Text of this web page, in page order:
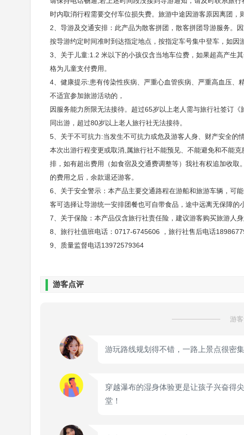
12:30- 14:00：乘车返回宜昌三大集散地，结束行程。
15:00-17:00：游览三峡大瀑布（四大戏水乐园、六大
17:00-17:30：返回到三峡大瀑布停车场。
17:30-19:00：乘车返回宜昌三大集散地，结束行程。
时内取消行程需要交付车位损失费。旅游中途因游客原因离团，
2、导游及交通安排：此产品为散客拼团，散客拼团导游服务。
按导游约定时间准时到达指定地点，按指定车号集中登车，如因
3、关于儿童:1.2 米以下的小孩仅含当地车位费，如果超高产生
格为儿童支付费用。
4、健康提示:患有传染性疾病、严重心血管疾病、严重高血压
不适宜参加旅游活动的，
因服务能力所限无法接待。超过65岁以上老人需与旅行社签订
同出游，超过80岁以上老人旅行社无法接待。
5、关于不可抗力:当发生不可抗力或危及游客人身、财产安全
本次出游行程变更或取消,属旅行社不能预见、不能避免和不能
排，如有超出费用（如食宿及交通费调整等）我社有权追加收
的费用之后，余款退还游客。
6、关于安全警示：本产品主要交通路程在游船和旅游车辆，可
客可选择让导游统一安排团餐也可自带食品，途中远离无保障的
7、关于保险：本产品仅含旅行社责任险，建议游客购买旅游人身
8、旅行社值班电话：0717-6745606 ，旅行社售后电话
9、质量监督电话13972579364
游客点评
游
游玩路线规划得不错，一路上景点很密
穿越瀑布的湿身体验更是让孩子兴奋得
堂！